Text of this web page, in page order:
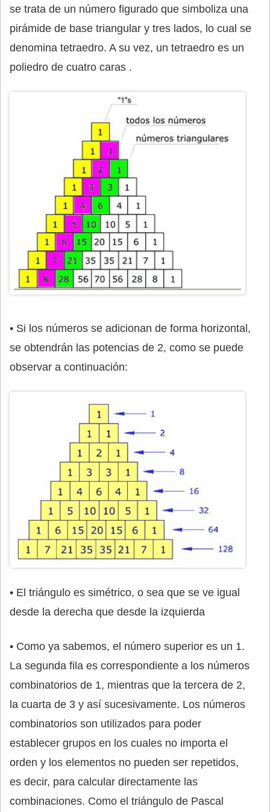
se trata de un número figurado que simboliza una
pirámide de base triangular y tres lados, lo cual se
denomina tetraedro. A su vez, un tetraedro es un
poliedro de cuatro caras .
• Si los números se adicionan de forma horizontal,
se obtendrán las potencias de 2, como se puede
observar a continuación:
• El triángulo es simétrico, o sea que se ve igual
desde la derecha que desde la izquierda
• Como ya sabemos, el número superior es un 1.
La segunda fila es correspondiente a los números
combinatorios de 1, mientras que la tercera de 2,
la cuarta de 3 y así sucesivamente. Los números
combinatorios son utilizados para poder
establecer grupos en los cuales no importa el
orden y los elementos no pueden ser repetidos,
es decir, para calcular directamente las
combinaciones. Como el triángulo de Pascal